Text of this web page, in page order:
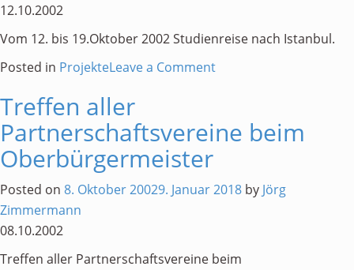
Vereins
„Galatasaray
12.10.2002
Vom 12. bis 19.Oktober 2002 Studienreise nach Istanbul.
Posted in ProjekteLeave a Commenton
Istanbul
Treffen aller
Partnerschaftsvereine beim
Oberbürgermeister
Posted on 8. Oktober 20029. Januar 2018 by Jörg
Zimmermann
08.10.2002
Treffen aller Partnerschaftsvereine beim